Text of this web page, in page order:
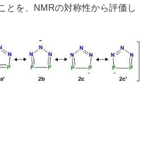
とを、NMRの対称性から評価し